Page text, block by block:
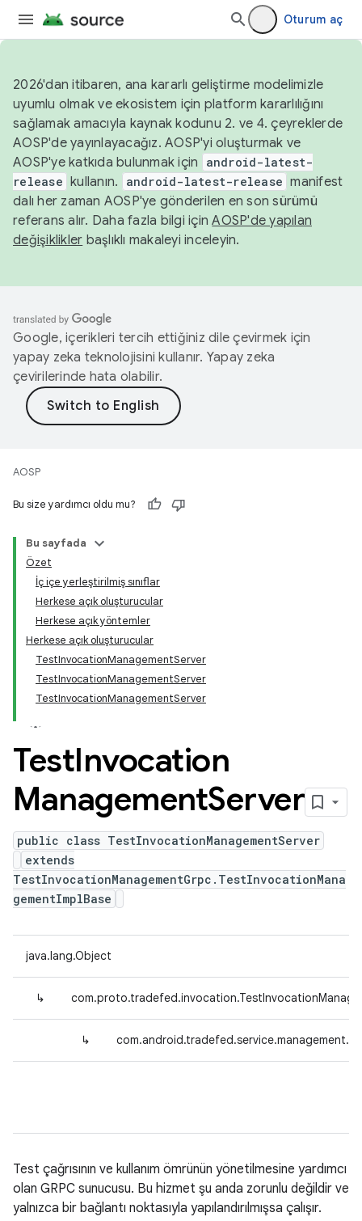
Oturum aç
2026'dan itibaren, ana kararlı geliştirme modelimizle
uyumlu olmak ve ekosistem için platform kararlılığını
sağlamak amacıyla kaynak kodunu 2. ve 4. çeyreklerde
AOSP'de yayınlayacağız. AOSP'yi oluşturmak ve
AOSP'ye katkıda bulunmak için
android-latest-
release kullanın. android-latest-release manifest
dalı her zaman AOSP'ye gönderilen en son sürümü
referans alır. Daha fazla bilgi içinAOSP'de yapılan
değişiklikler başlıklı makaleyi inceleyin.
Google, içerikleri tercih ettiğiniz dile çevirmek için
yapay zeka teknolojisini kullanır. Yapay zeka
çevirilerinde hata olabilir.
AOSP
Bu size yardımcı oldu mu?
Bu sayfada
Özet
İç içe yerleştirilmiş sınıflar
Herkese açık oluşturucular
Herkese açık yöntemler
Herkese açık oluşturucular
TestInvocationManagementServer
TestInvocationManagementServer
TestInvocationManagementServer
TestInvocation
ManagementServer
public class TestInvocationManagementServer
extends
TestInvocationManagementGrpc.TestInvocationMana
gementImplBase
java.lang.Object
↳
↳
Test çağrısının ve kullanım ömrünün yönetilmesine yardımcı
olan GRPC sunucusu. Bu hizmet şu anda zorunlu değildir ve
yalnızca bir bağlantı noktasıyla yapılandırılmışsa çalışır.